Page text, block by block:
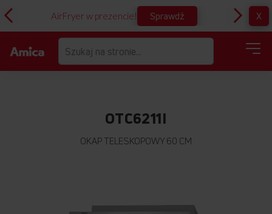
AirFryer w prezencie! Sprawdź X
OTC6211I
OKAP TELESKOPOWY 60 CM